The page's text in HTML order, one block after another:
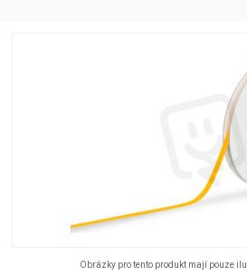
Obrázky pro tento produkt mají pouze